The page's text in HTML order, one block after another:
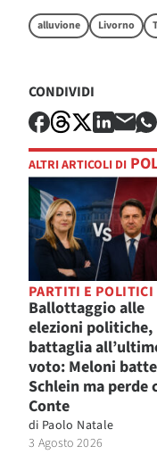
alluvione Livorno
CONDIVIDI
ALTRI ARTICOLI DI
PARTITI E POLITICI
Ballottaggio alle
elezioni politiche,
battaglia
voto: Meloni batte
Schlein ma perde
Conte
di Paolo Natale
3 Agosto 2026